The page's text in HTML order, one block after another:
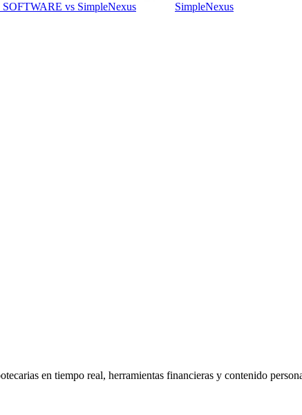
vs SimpleNexus SimpleNexus
en tiempo real, herramientas financieras y contenido